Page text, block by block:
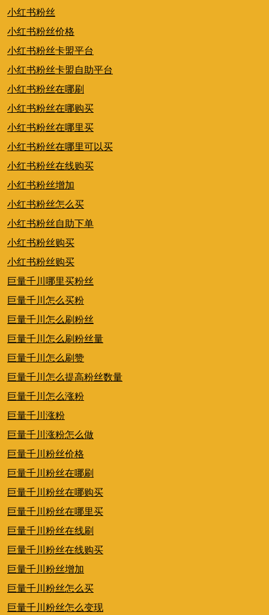
小红书粉丝
小红书粉丝价格
小红书粉丝卡盟平台
小红书粉丝卡盟自助平台
小红书粉丝在哪刷
小红书粉丝在哪购买
小红书粉丝在哪里买
小红书粉丝在哪里可以买
小红书粉丝在线购买
小红书粉丝增加
小红书粉丝怎么买
小红书粉丝自助下单
小红书粉丝购买
小红书粉丝购买
巨量千川哪里买粉丝
巨量千川怎么买粉
巨量千川怎么刷粉丝
巨量千川怎么刷粉丝量
巨量千川怎么刷赞
巨量千川怎么提高粉丝数量
巨量千川怎么涨粉
巨量千川涨粉
巨量千川涨粉怎么做
巨量千川粉丝价格
巨量千川粉丝在哪刷
巨量千川粉丝在哪购买
巨量千川粉丝在哪里买
巨量千川粉丝在线刷
巨量千川粉丝在线购买
巨量千川粉丝增加
巨量千川粉丝怎么买
巨量千川粉丝怎么变现